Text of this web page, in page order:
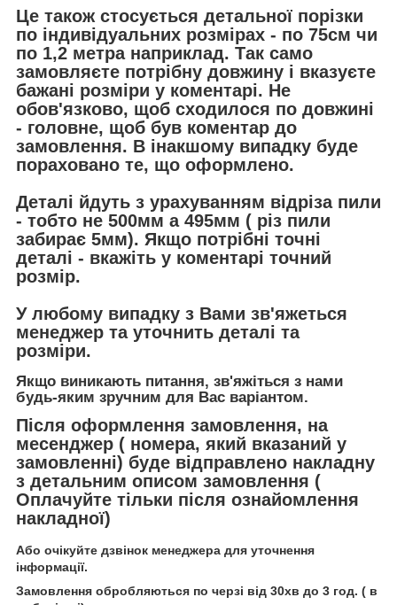
Це також стосується детальної порізки
по індивідуальних розмірах - по 75см чи
по 1,2 метра наприклад. Так само
замовляєте потрібну довжину і вказуєте
бажані розміри у коментарі. Не
обов'язково, щоб сходилося по довжині
- головне, щоб був коментар до
замовлення. В інакшому випадку буде
пораховано те, що оформлено.
Деталі йдуть з урахуванням відріза пили
- тобто не 500мм а 495мм ( різ пили
забирає 5мм). Якщо потрібні точні
деталі - вкажіть у коментарі точний
розмір.
У любому випадку з Вами зв'яжеться
менеджер та уточнить деталі та
розміри.
Якщо виникають питання, зв'яжіться з нами
будь-яким зручним для Вас варіантом.
Після оформлення замовлення, на
месенджер ( номера, який вказаний у
замовленні) буде відправлено накладну
з детальним описом замовлення (
Оплачуйте тільки після ознайомлення
накладної)
Або очікуйте дзвінок менеджера для уточнення
інформації.
Замовлення обробляються по черзі від 30хв до 3 год. ( в